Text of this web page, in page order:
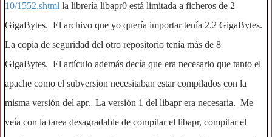
10/1552.shtml la librería libapr0 está limitada a ficheros de 2
GigaBytes. El archivo que yo quería importar tenía 2.2 GigaBytes.
La copia de seguridad del otro repositorio tenía más de 8
GigaBytes. El artículo además decía que era necesario que tanto el
apache como el subversion necesitaban estar compilados con la
misma versión del apr. La versión 1 del libapr era necesaria. Me
veía con la tarea desagradable de compilar el libapr, compilar el